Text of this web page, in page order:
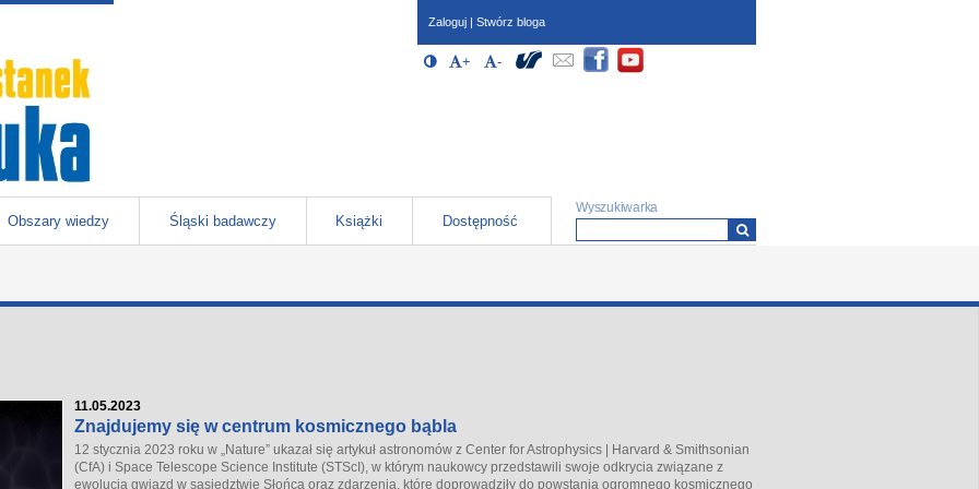
Obszary wiedzy Śląski badawczy Książki Dostępność
Formularz wyszukiwania
Wyszukiwarka
Zaloguj | Stwórz bloga
Opcje dostępności (wymagają
Włącz/Wyłącz Wysoki kontrast
+ Powiększ czcionkę
- Zmniejsz czcionkę
Społeczności
11.05.2023
Znajdujemy się w centrum kosmicznego bąbla
12 stycznia 2023 roku w „Nature” ukazał się artykuł astronomów z Center for Astrophysics | Harvard & Smithsonian
(CfA) i Space Telescope Science Institute (STScI), w którym naukowcy przedstawili swoje odkrycia związane z
ewolucją gwiazd w sąsiedztwie Słońca oraz zdarzenia, które doprowadziły do powstania ogromnego kosmicznego